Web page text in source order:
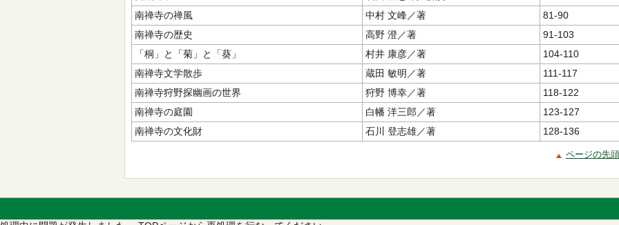
南禅寺の禅風
中村 文峰／著
81-90
南禅寺の歴史
高野 澄／著
91-103
「桐」と「菊」と「葵」
村井 康彦／著
104-110
南禅寺文学散歩
蔵田 敏明／著
111-117
南禅寺狩野探幽画の世界
狩野 博幸／著
118-122
南禅寺の庭園
白幡 洋三郎／著
123-127
南禅寺の文化財
石川 登志雄／著 128-136
ページの先